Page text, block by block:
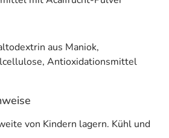
aus Maniok,
Antioxidationsmittel
von Kindern lagern. Kühl und